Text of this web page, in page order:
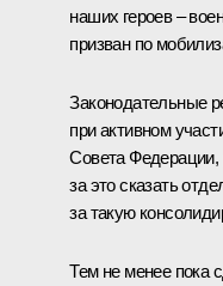
наших героев –
призван по
Законодательные
при активном
Совета Федерации,
за это сказать
за такую
Тем не менее пока